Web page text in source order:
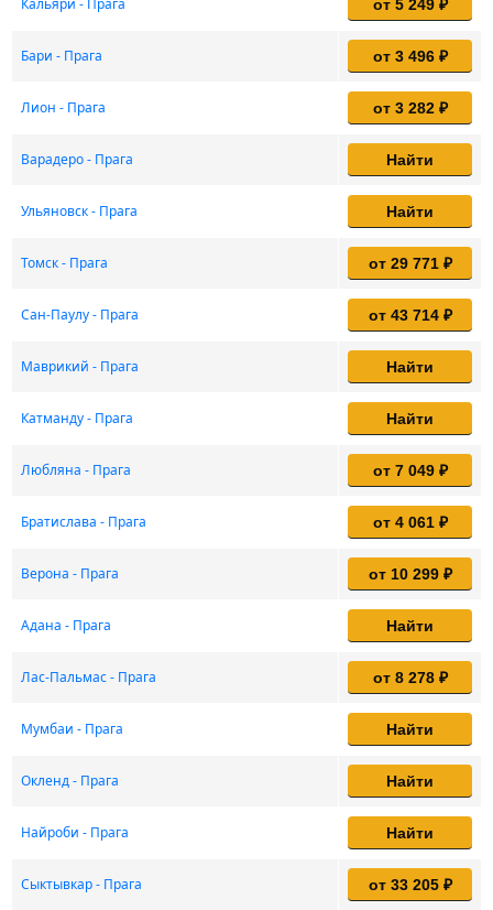
Кальяри - Прага от 5 249 ₽
Бари - Прага от 3 496 ₽
Лион - Прага от 3 282 ₽
Варадеро - Прага Найти
Ульяновск - Прага Найти
Томск - Прага от 29 771 ₽
Сан-Паулу - Прага от 43 714 ₽
Маврикий - Прага Найти
Катманду - Прага Найти
Любляна - Прага от 7 049 ₽
Братислава - Прага от 4 061 ₽
Верона - Прага от 10 299 ₽
Адана - Прага Найти
Лас-Пальмас - Прага от 8 278 ₽
Мумбаи - Прага Найти
Окленд - Прага Найти
Найроби - Прага Найти
Сыктывкар - Прага от 33 205 ₽